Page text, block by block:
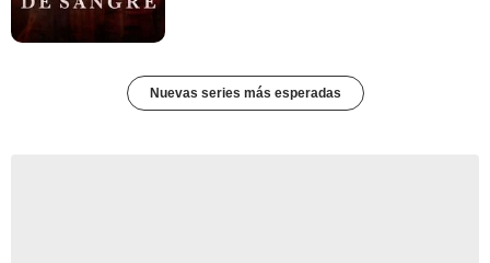
Nuevas series más esperadas